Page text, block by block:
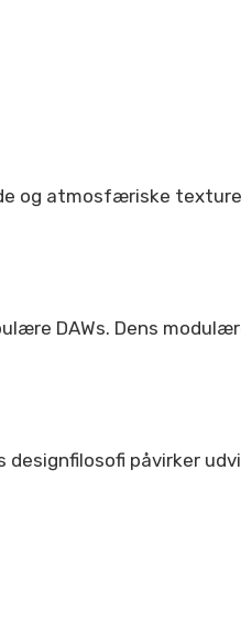
og atmosfæriske
DAWs. Dens
designfilosofi påvirker